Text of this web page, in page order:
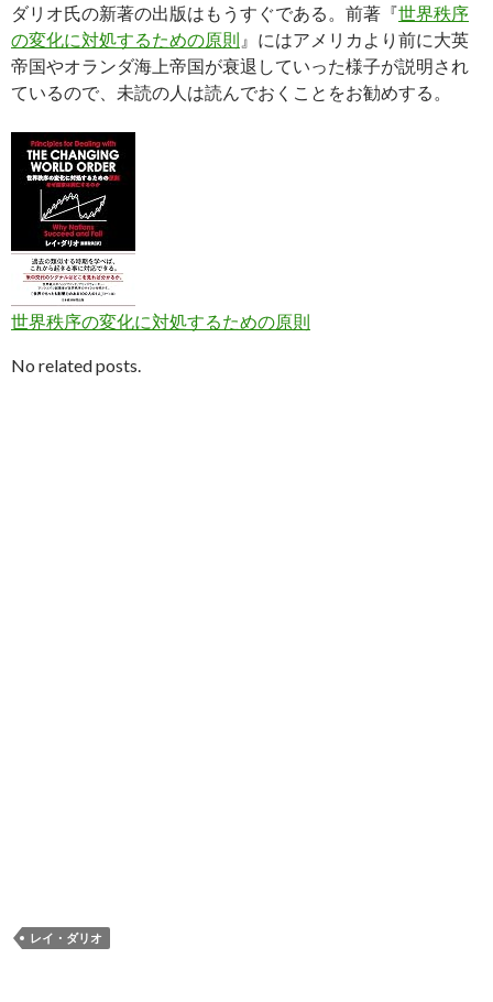
ダリオ氏の新著の出版はもうすぐである。前著『世界秩序
の変化に対処するための原則 』にはアメリカより前に大英
帝国やオランダ海上帝国が衰退していった様子が説明され
ているので、未読の人は読んでおくことをお勧めする。
世界秩序の変化に対処するための原則
No related posts.
レイ・ダリオ